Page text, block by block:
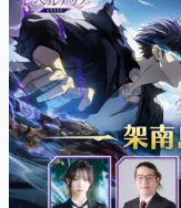
マンガ
女性向け
アプリレビュー
その他